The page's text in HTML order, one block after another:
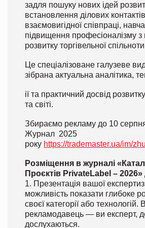
задля пошуку нових ідей
встановлення ділових контактів
взаємовигідної співпраці,
підвищення професіоналізму
розвитку торгівельної
Це спеціалізоване галузеве
зібрана актуальна аналітика,
ії та практичний досвід
та світі.
Збираємо рекламу до 10
Журнал 2025
року https://trademaster.ua/im/
Розміщення в журналі
Проєктів PrivateLabel –
1. Презентація вашої
можливість показати глибоке
своєї категорії або
рекламодавець — ви експерт,
дослухаються.